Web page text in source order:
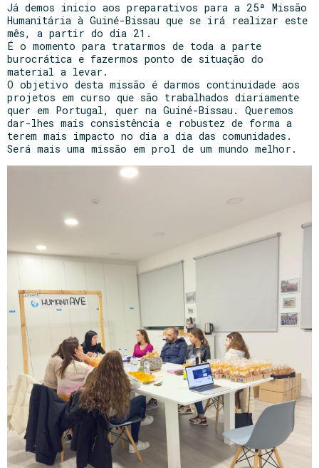
Já demos inicio aos preparativos para a 25ª Missão
Humanitária à Guiné-Bissau que se irá realizar este
mês, a partir do dia 21.
É o momento para tratarmos de toda a parte
burocrática e fazermos ponto de situação do
material a levar.
O objetivo desta missão é darmos continuidade aos
projetos em curso que são trabalhados diariamente
quer em Portugal, quer na Guiné-Bissau. Queremos
dar-lhes mais consistência e robustez de forma a
terem mais impacto no dia a dia das comunidades.
Será mais uma missão em prol de um mundo melhor.